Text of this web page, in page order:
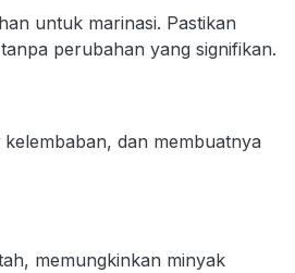
untuk marinasi. Pastikan
perubahan yang signifikan.
dan membuatnya
memungkinkan minyak